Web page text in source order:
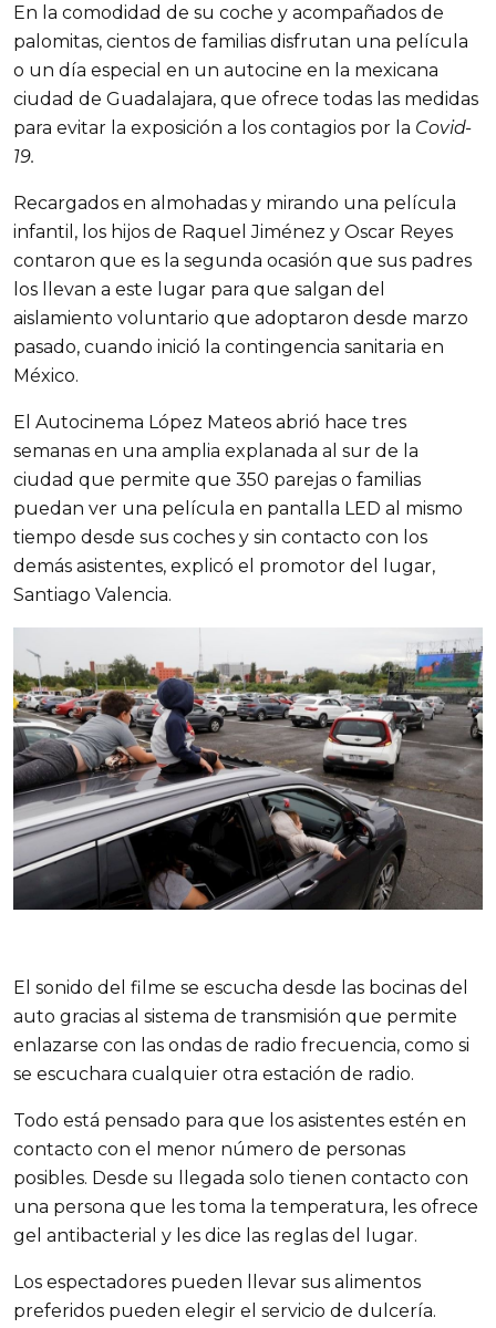
En la comodidad de su coche y acompañados de
palomitas, cientos de familias disfrutan una película
o un día especial en un autocine en la mexicana
ciudad de Guadalajara, que ofrece todas las medidas
para evitar la exposición a los contagios por la Covid-
19.
Recargados en almohadas y mirando una película
infantil, los hijos de Raquel Jiménez y Oscar Reyes
contaron que es la segunda ocasión que sus padres
los llevan a este lugar para que salgan del
aislamiento voluntario que adoptaron desde marzo
pasado, cuando inició la contingencia sanitaria en
México.
El Autocinema López Mateos abrió hace tres
semanas en una amplia explanada al sur de la
ciudad que permite que 350 parejas o familias
puedan ver una película en pantalla LED al mismo
tiempo desde sus coches y sin contacto con los
demás asistentes, explicó el promotor del lugar,
Santiago Valencia.
El sonido del filme se escucha desde las bocinas del
auto gracias al sistema de transmisión que permite
enlazarse con las ondas de radio frecuencia, como si
se escuchara cualquier otra estación de radio.
Todo está pensado para que los asistentes estén en
contacto con el menor número de personas
posibles. Desde su llegada solo tienen contacto con
una persona que les toma la temperatura, les ofrece
gel antibacterial y les dice las reglas del lugar.
Los espectadores pueden llevar sus alimentos
preferidos pueden elegir el servicio de dulcería.